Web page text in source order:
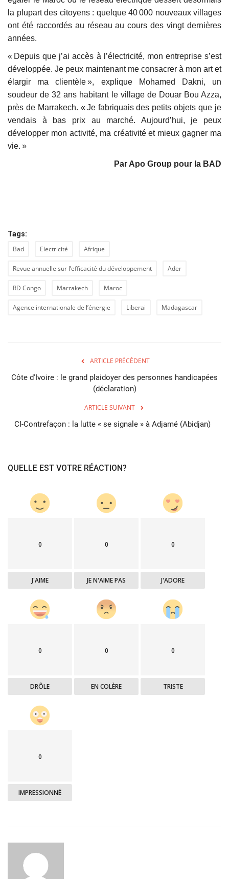
la plupart des citoyens : quelque 40 000 nouveaux villages
ont été raccordés au réseau au cours des vingt dernières
années.
« Depuis que j’ai accès à l’électricité, mon entreprise s’est
développée. Je peux maintenant me consacrer à mon art et
élargir ma clientèle », explique Mohamed Dakni, un
soudeur de 32 ans habitant le village de Douar Bou Azza,
près de Marrakech. « Je fabriquais des petits objets que je
vendais à bas prix au marché. Aujourd’hui, je peux
développer mon activité, ma créativité et mieux gagner ma
vie. »
Par Apo Group pour la BAD
Tags:
Bad Electricité Afrique
Revue annuelle sur l’efficacité du développement Ader
RD Congo Marrakech Maroc
Agence internationale de l’énergie Liberai Madagascar
ARTICLE PRÉCÉDENT
Côte d'Ivoire : le grand plaidoyer des personnes handicapées
(déclaration)
ARTICLE SUIVANT
CI-Contrefaçon : la lutte « se signale » à Adjamé (Abidjan)
QUELLE EST VOTRE RÉACTION?
0
J'AIME
0
JE N'AIME PAS
0
J'ADORE
0
DRÔLE
0
EN COLÈRE
0
TRISTE
0
IMPRESSIONNÉ